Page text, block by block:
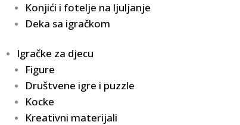
Konjići i fotelje na ljuljanje
Deka sa igračkom
Igračke za djecu
Figure
Društvene igre i puzzle
Kocke
Kreativni materijali